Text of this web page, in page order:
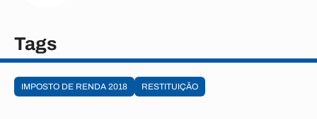
Tags
IMPOSTO DE RENDA 2018 RESTITUIÇÃO